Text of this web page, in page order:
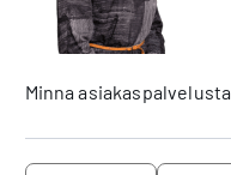
Minna asiakaspalvelusta